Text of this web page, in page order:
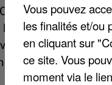
a été fatal,
il y a eu une
à bout des
Vous pouvez
les finalités et/ou
en cliquant sur
ce site. Vous
moment via le